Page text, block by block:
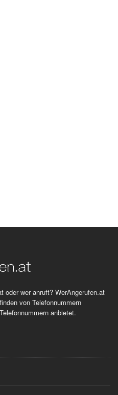
oder wer anruft? WerAngerufen.at
von Telefonnummern
anbietet.